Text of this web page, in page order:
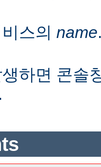
스의 name
하면 콘솔